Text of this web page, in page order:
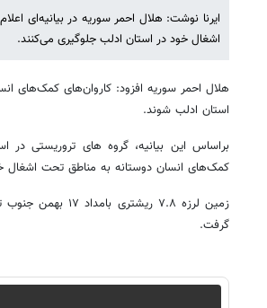
ایرنا نوشت: هلال احمر سوریه در بیانیه‌ای
اشغال خود در استان ادلب جلوگیری می‌کنند.
استان ادلب شوند.
براساس این بیانیه، گروه های تروریستی در
کمک‌های انسان دوستانه به مناطق تحت اشغال
زمین لرزه ۷.۸
گرفت.